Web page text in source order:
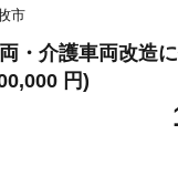
は初めてとなる「海
に外国船籍の貨物船
る事故が発生し、
市
・介護車両改造
円)